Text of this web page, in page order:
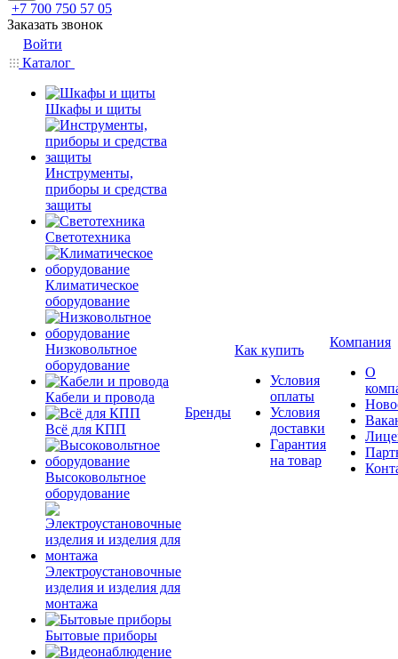
+7 700 750 57 05
Заказать звонок
Войти
Каталог
Шкафы и щиты
Инструменты,
приборы и средства
защиты
Светотехника
Климатическое
оборудование
Низковольтное
оборудование
Кабели и провода
Всё для КПП
Высоковольтное
оборудование
Электроустановочные
изделия и изделия для
монтажа
Бытовые приборы
Бренды
Как купить
Условия
оплаты
Условия
доставки
Гарантия
на товар
Компания
О